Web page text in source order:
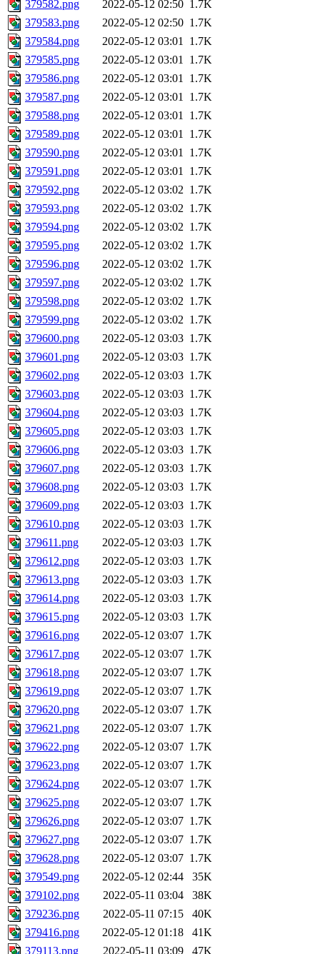
379582.png 2022-05-12 02:50 1.7K
379583.png
2022-05-12 02:50 1.7K
379584.png
2022-05-12 03:01 1.7K
379585.png
2022-05-12 03:01 1.7K
379586.png
2022-05-12 03:01 1.7K
379587.png
2022-05-12 03:01 1.7K
379588.png
2022-05-12 03:01 1.7K
379589.png
2022-05-12 03:01 1.7K
379590.png
2022-05-12 03:01 1.7K
379591.png
2022-05-12 03:01 1.7K
379592.png
2022-05-12 03:02 1.7K
379593.png
2022-05-12 03:02 1.7K
379594.png
2022-05-12 03:02 1.7K
379595.png
2022-05-12 03:02 1.7K
379596.png
2022-05-12 03:02 1.7K
379597.png
2022-05-12 03:02 1.7K
379598.png
2022-05-12 03:02 1.7K
379599.png
2022-05-12 03:02 1.7K
379600.png
2022-05-12 03:03 1.7K
379601.png
2022-05-12 03:03 1.7K
379602.png
2022-05-12 03:03 1.7K
379603.png
2022-05-12 03:03 1.7K
379604.png
2022-05-12 03:03 1.7K
379605.png
2022-05-12 03:03 1.7K
379606.png
2022-05-12 03:03 1.7K
379607.png
2022-05-12 03:03 1.7K
379608.png
2022-05-12 03:03 1.7K
379609.png
2022-05-12 03:03 1.7K
379610.png
2022-05-12 03:03 1.7K
379611.png
2022-05-12 03:03 1.7K
379612.png
2022-05-12 03:03 1.7K
379613.png
2022-05-12 03:03 1.7K
379614.png
2022-05-12 03:03 1.7K
379615.png
2022-05-12 03:03 1.7K
379616.png
2022-05-12 03:07 1.7K
379617.png
2022-05-12 03:07 1.7K
379618.png
2022-05-12 03:07 1.7K
379619.png
2022-05-12 03:07 1.7K
379620.png
2022-05-12 03:07 1.7K
379621.png
2022-05-12 03:07 1.7K
379622.png
2022-05-12 03:07 1.7K
379623.png
2022-05-12 03:07 1.7K
379624.png
2022-05-12 03:07 1.7K
379625.png
2022-05-12 03:07 1.7K
379626.png
2022-05-12 03:07 1.7K
379627.png
2022-05-12 03:07 1.7K
379628.png
2022-05-12 03:07 1.7K
379549.png
2022-05-12 02:44
35K
379102.png
2022-05-11 03:04
38K
379236.png
2022-05-11 07:15
40K
379416.png
2022-05-12 01:18
41K
379113.png
2022-05-11 03:09
47K